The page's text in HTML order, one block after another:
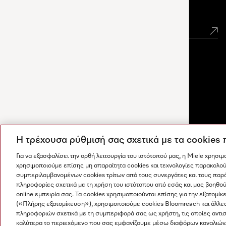
Οι απαντήσεις δημιουργούνται από τεχνητή νοημοσύνη. Ο
βοηθός μας μπορεί να σας βοηθήσει να ανακαλύψετε
Η εταιρεία μας Όροι και Προϋποθέσεις Προστασία
Η τρέχουσα ρύθμισή σας σχετικά με τα
Για να εξασφαλίσει την ορθή λειτουργία του ιστότοπού μας, η Miele
χρησιμοποιούμε επίσης μη απαραίτητα cookies και τεχνολογίες
συμπεριλαμβανομένων cookies τρίτων από τους συνεργάτες και τους
πληροφορίες σχετικά με τη χρήση του ιστότοπου από εσάς και μας
online εμπειρία σας. Τα cookies χρησιμοποιούνται επίσης για την
(«Πλήρης εξατομίκευση»), χρησιμοποιούμε cookies Bloomreach και
πληροφοριών σχετικά με τη συμπεριφορά σας ως χρήστη, τις οποίες
καλύτερα το περιεχόμενο που σας εμφανίζουμε μέσω διαφόρων